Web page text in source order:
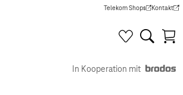
Telekom Shops
(Wird in einem neuen Tab
Kontakt
(Wird in
In Kooperation mit